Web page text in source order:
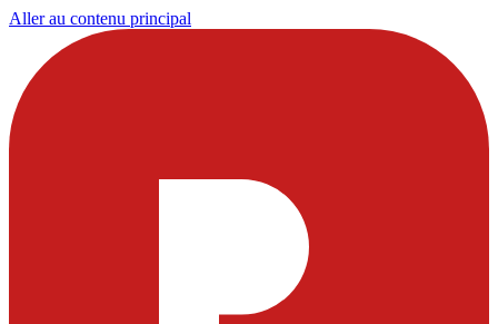
Aller au contenu principal